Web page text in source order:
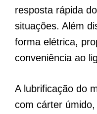
resposta rápida
situações. Além
forma elétrica,
conveniência ao
A lubrificação do
com cárter